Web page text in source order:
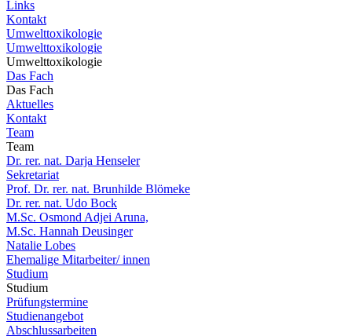
Links
Kontakt
Umwelttoxikologie
Umwelttoxikologie
Umwelttoxikologie
Das Fach
Das Fach
Aktuelles
Kontakt
Team
Team
Dr. rer. nat. Darja Henseler
Sekretariat
Prof. Dr. rer. nat. Brunhilde Blömeke
Dr. rer. nat. Udo Bock
M.Sc. Osmond Adjei Aruna,
M.Sc. Hannah Deusinger
Natalie Lobes
Ehemalige Mitarbeiter/ innen
Studium
Studium
Prüfungstermine
Studienangebot
Abschlussarbeiten